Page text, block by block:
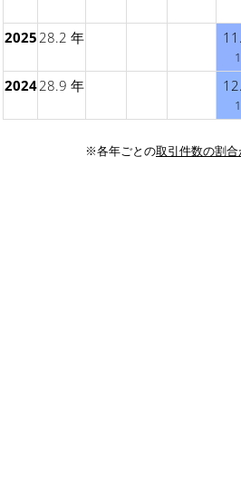
202528.2 年
202428.9 年
※各年ごとの取引件数の割